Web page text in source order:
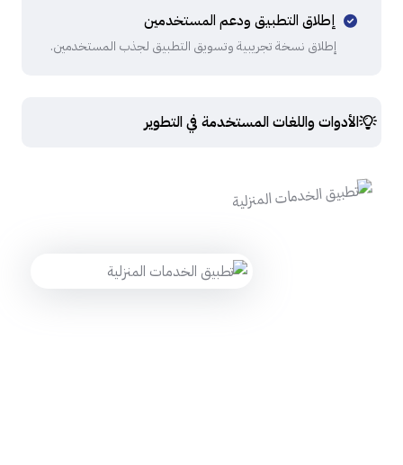
إطلاق التطبيق ودعم المستخدمين
إطلاق نسخة تجريبية وتسويق التطبيق لجذب المستخدمين.
الأدوات واللغات المستخدمة في التطوير